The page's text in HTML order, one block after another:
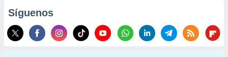
Síguenos